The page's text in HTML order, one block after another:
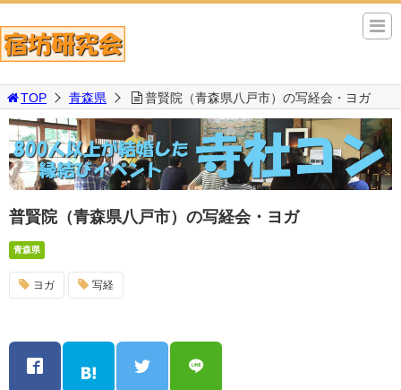
TOP 青森県 普賢院（青森県八戸市）の写経会・ヨガ
普賢院（青森県八戸市）の写経会・ヨガ
青森県
ヨガ 写経